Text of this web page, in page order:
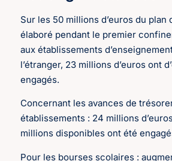
Sur les 50 millions d’euros du plan
élaboré pendant le premier
aux établissements
l’étranger, 23 millions d’euros ont
engagés.
Concernant les avances de
établissements : 24 millions
millions disponibles ont été
Pour les bourses scolaires :